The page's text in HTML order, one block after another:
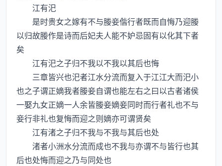
江有汜
是时贵女之嫁有不与媵妾偕行者既而自悔乃迎媵
以归故媵作是诗而后妃夫人能不妒忌固有以化其下者
矣
江有汜之子归不我以不我以其后也悔
三章皆兴也汜者江水分流而复入于江江大而汜小
也之子谓正嫡我者媵妾自谓也能左右之曰以古者诸侯
一娶九女正嫡一人余皆媵妾嫡妾同时而行者礼也不与
妾行非礼也复悔而迎之则嫡亦可谓贤矣
江有渚之子归不我与不我与其后也处
渚者小洲水分流而成也不我与亦谓不与皆行也其
后也处悔而迎之乃与同处也